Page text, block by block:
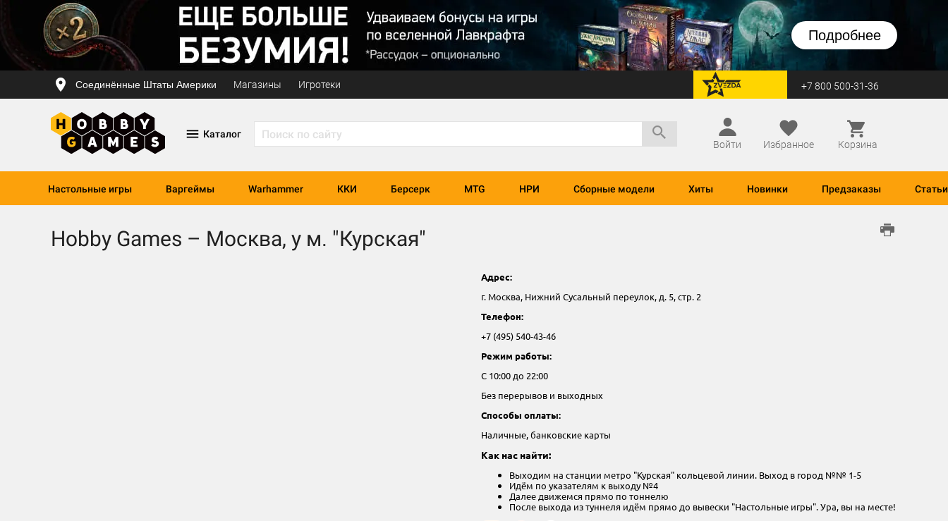
Подробнее
Соединённые Штаты Америки Магазины Игротеки перейти на Zvezda +7 800 500-31-36
Каталог
Войти
Избранное Корзина
Настольные игры Варгеймы Warhammer ККИ Берсерк MTG НРИ Сборные модели Хиты Новинки Предзаказы Статьи
Hobby Games – Москва, у м. "Курская"
Адрес:
г. Москва, Нижний Сусальный переулок, д. 5, стр. 2
Телефон:
+7 (495) 540-43-46
Режим работы:
С 10:00 до 22:00
Без перерывов и выходных
Способы оплаты:
Наличные, банковские карты
Как нас найти:
Выходим на станции метро "Курская" кольцевой линии. Выход в город №№ 1-5
Идём по указателям к выходу №4
Далее движемся прямо по тоннелю
После выхода из туннеля идём прямо до вывески "Настольные игры". Ура, вы на месте!